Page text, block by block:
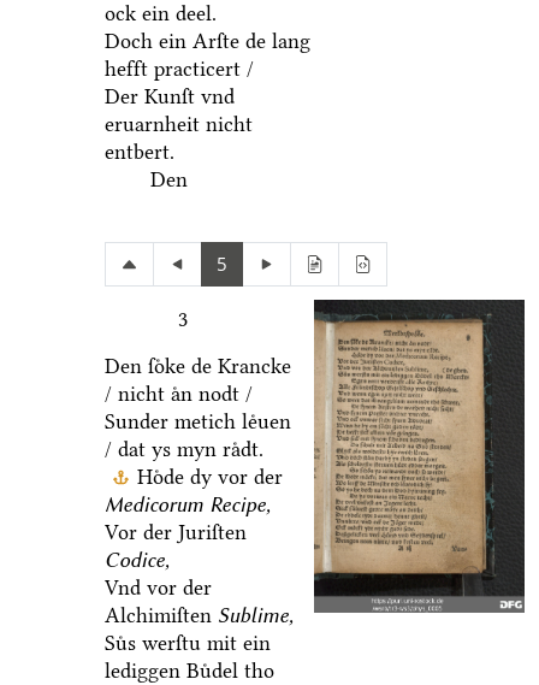
ock ein deel.
Doch ein Arſte de lang
hefft practicert /
Der Kunſt vnd
eruarnheit nicht
entbert.
Den
5
3
Den ſoͤke de Krancke
/ nicht aͤn nodt /
Sunder metich leͤuen
/ dat ys myn raͤdt.
Hoͤde dy vor der
Medicorum Recipe,
Vor der Juriſten
Codice,
Vnd vor der
Alchimiſten Sublime,
Suͤs werſtu mit ein
lediggen Buͤdel tho